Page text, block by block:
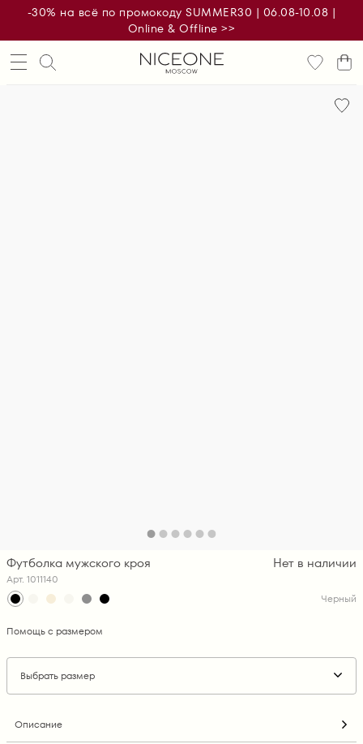
-30% на всё по промокоду SUMMER30 | 06.08-10.08 |
Online & Offline >>
Футболка мужского кроя
Арт. 1011140
Нет в наличии
Черный
Помощь с размером
Выбрать размер
Описание